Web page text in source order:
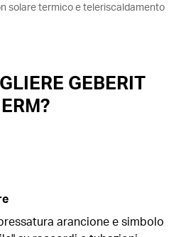
solare termico e teleriscaldamento
GEBERIT
arancione e simbolo